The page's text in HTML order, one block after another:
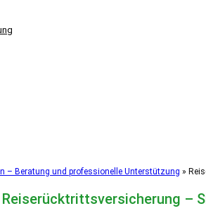
– Beratung und professionelle Unterstützung »
Reiserücktrittsversicherung –